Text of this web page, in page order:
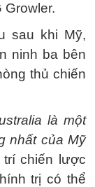
sau khi Mỹ,
ninh ba bên
thủ chiến
là một
nhất của Mỹ
chiến lược
trị có thể